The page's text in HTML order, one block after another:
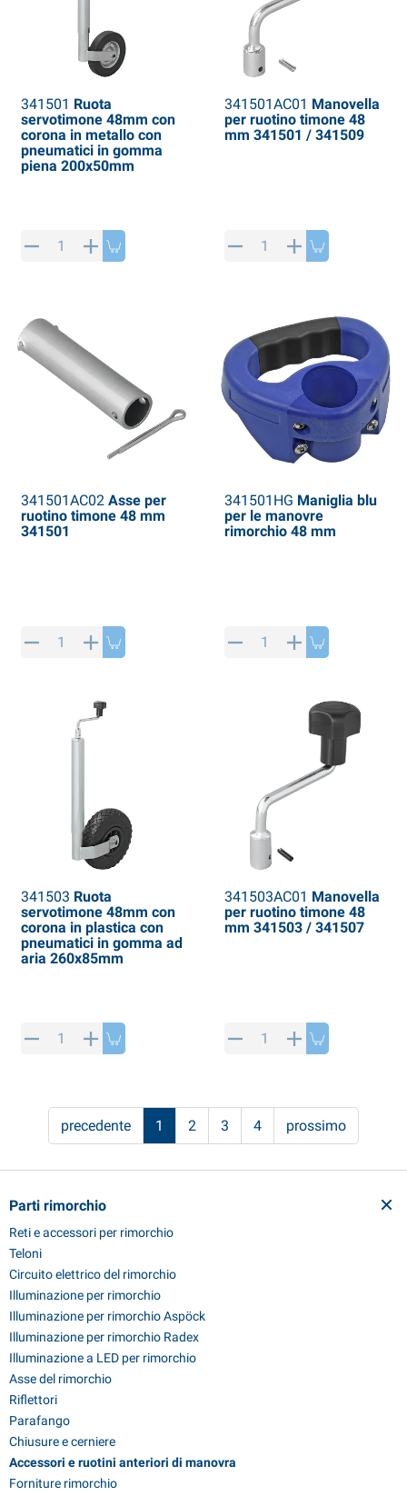
Parti rimorchio
Reti e accessori per rimorchio
Teloni
Circuito elettrico del rimorchio
Illuminazione per rimorchio
Illuminazione per rimorchio Aspöck
Illuminazione per rimorchio Radex
Illuminazione a LED per rimorchio
Asse del rimorchio
Riflettori
Parafango
Chiusure e cerniere
Accessori e ruotini anteriori di manovra
Forniture rimorchio
341501 Ruota
servotimone 48mm con
corona in metallo con
pneumatici in gomma
piena 200x50mm
341501AC01 Manovella
per ruotino timone 48
mm 341501 / 341509
341501AC02Asse per
ruotino timone 48 mm
341501
341501HG Maniglia blu
per le manovre
rimorchio 48 mm
341503 Ruota
servotimone 48mm con
corona in plastica con
pneumatici in gomma ad
aria 260x85mm
341503AC01 Manovella
per ruotino timone 48
mm 341503 / 341507
precedente 1 2 3 4 prossimo